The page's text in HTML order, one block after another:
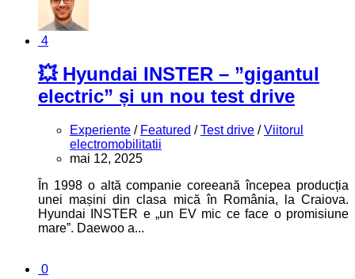
4
💥 Hyundai INSTER – ”gigantul
electric” și un nou test drive
Experiente / Featured /Test drive /Viitorul
electromobilitatii
mai 12, 2025
În 1998 o altă companie coreeană începea producția
unei mașini din clasa mică în România, la Craiova.
Hyundai INSTER e „un EV mic ce face o promisiune
mare”. Daewoo a...
0